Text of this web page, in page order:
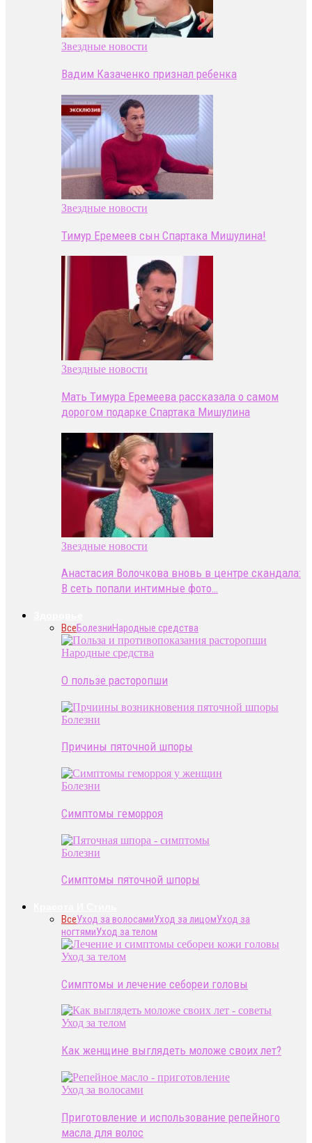
Звездные новости
Вадим Казаченко признал ребенка
Звездные новости
Тимур Еремеев сын Спартака Мишулина!
Звездные новости
Мать Тимура Еремеева рассказала о самом
дорогом подарке Спартака Мишулина
Звездные новости
Анастасия Волочкова вновь в центре скандала:
В сеть попали интимные фото…
ВсеБолезниНародные средства
Народные средства
О пользе расторопши
Болезни
Причины пяточной шпоры
Болезни
Симптомы геморроя
Болезни
Симптомы пяточной шпоры
ВсеУход за волосамиУход за лицомУход за
ногтямиУход за телом
Уход за телом
Симптомы и лечение себореи головы
Уход за телом
Как женщине выглядеть моложе своих лет?
Уход за волосами
Приготовление и использование репейного
масла для волос